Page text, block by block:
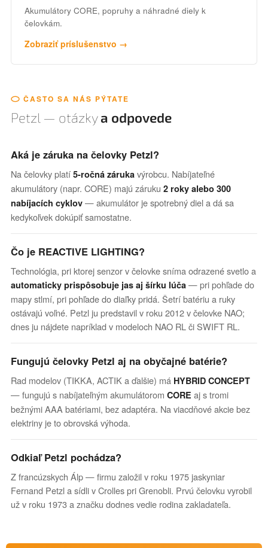
Akumulátory CORE, popruhy a náhradné diely k
čelovkám.
Zobraziť príslušenstvo →
ČASTO SA NÁS PÝTATE
Petzl — otázkya odpovede
Aká je záruka na čelovky Petzl?
Na čelovky platí 5-ročná záruka výrobcu. Nabíjateľné
akumulátory (napr. CORE) majú záruku 2 roky alebo 300
nabíjacích cyklov — akumulátor je spotrebný diel a dá sa
kedykoľvek dokúpiť samostatne.
Čo je REACTIVE LIGHTING?
Technológia, pri ktorej senzor v čelovke sníma odrazené svetlo a
automaticky prispôsobuje jas aj šírku lúča — pri pohľade do
mapy stlmí, pri pohľade do diaľky pridá. Šetrí batériu a ruky
ostávajú voľné. Petzl ju predstavil v roku 2012 v čelovke NAO;
dnes ju nájdete napríklad v modeloch NAO RL či SWIFT RL.
Fungujú čelovky Petzl aj na obyčajné batérie?
Rad modelov (TIKKA, ACTIK a ďalšie) má HYBRID CONCEPT
— fungujú s nabíjateľným akumulátorom CORE aj s tromi
bežnými AAA batériami, bez adaptéra. Na viacdňové akcie bez
elektriny je to obrovská výhoda.
Odkiaľ Petzl pochádza?
Z francúzskych Álp — firmu založil v roku 1975 jaskyniar
Fernand Petzl a sídli v Crolles pri Grenobli. Prvú čelovku vyrobil
už v roku 1973 a značku dodnes vedie rodina zakladateľa.